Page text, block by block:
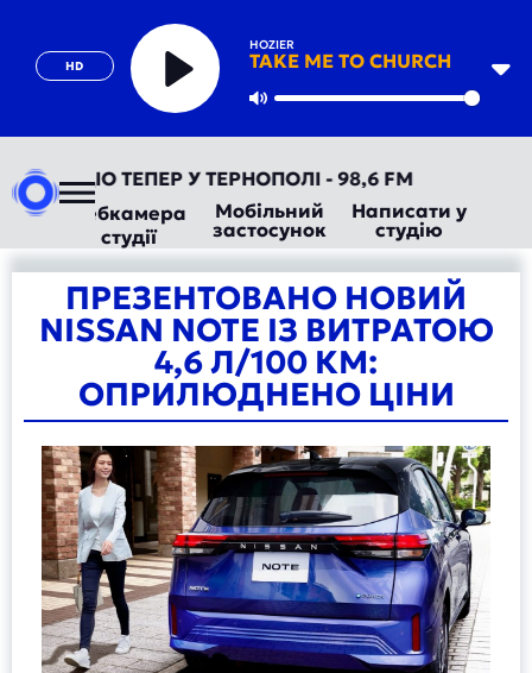
HD
HOZIER
TAKE ME TO CHURCH
Play
ТЕПЕР У ТЕРНОПОЛІ - 98,6 FM
Вебкамера
студії
Мобільний
застосунок
Написати у
студію
ПРЕЗЕНТОВАНО НОВИЙ
NISSAN NOTE ІЗ ВИТРАТОЮ
4,6 Л/100 КМ:
ОПРИЛЮДНЕНО ЦІНИ